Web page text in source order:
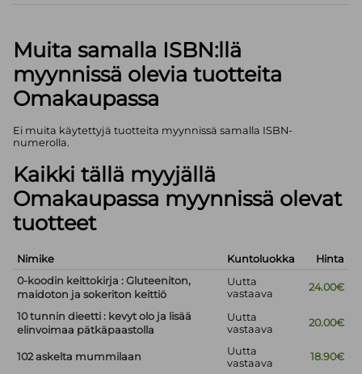
Muita samalla ISBN:llä
myynnissä olevia tuotteita
Omakaupassa
Ei muita käytettyjä tuotteita myynnissä samalla ISBN-
numerolla.
Kaikki tällä myyjällä
Omakaupassa myynnissä olevat
tuotteet
Nimike Kuntoluokka
Hinta
0-koodin keittokirja : Gluteeniton,
maidoton ja sokeriton keittiö
Uutta
vastaava
24.00€
10 tunnin dieetti : kevyt olo ja lisää
elinvoimaa pätkäpaastolla
Uutta
vastaava
20.00€
102 askelta mummilaan
Uutta
vastaava
18.90€